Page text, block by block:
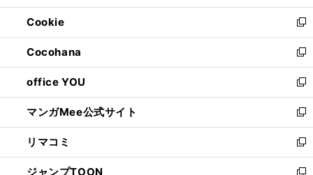
開
く
ウ
で
開
く
ン
ド
ウ
で
開
く
ウ
ィ
ン
ド
ウ
で
開
く
Cookie
新
し
い
ウ
ィ
ン
ド
ウ
で
開
く
Cocohana
新
し
い
ウ
ィ
ン
ド
ウ
で
office YOU
新
し
い
ウ
ィ
ン
マンガMee公式サイト
新
し
い
ウ
リマコミ
新
し
ジャンプTOON